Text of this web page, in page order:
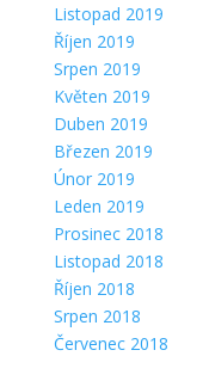
Listopad 2019
Říjen 2019
Srpen 2019
Květen 2019
Duben 2019
Březen 2019
Únor 2019
Leden 2019
Prosinec 2018
Listopad 2018
Říjen 2018
Srpen 2018
Červenec 2018